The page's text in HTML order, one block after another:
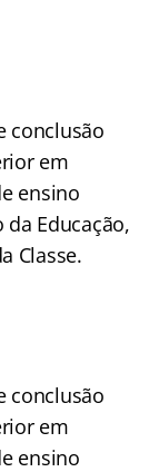
conclusão
em
ensino
Educação,
Classe.
conclusão
em
ensino